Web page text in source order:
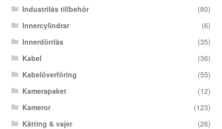
Industrilås tillbehör
(80)
Innercylindrar
(6)
Innerdörrlås
(35)
Kabel
(36)
Kabelöverföring
(55)
Kamerapaket
(12)
Kameror
(123)
Kätting & vajer
(26)